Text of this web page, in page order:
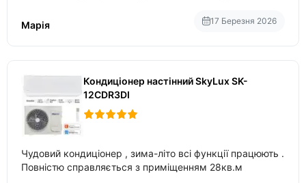
Марія
17 Березня 2026
Кондиціонер настінний SkyLux SK-
12CDR3DI
Чудовий кондиціонер , зима-літо всі функції працюють .
Повністю справляється з приміщенням 28кв.м